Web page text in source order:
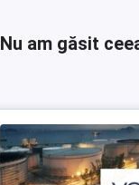
Nu am găsit